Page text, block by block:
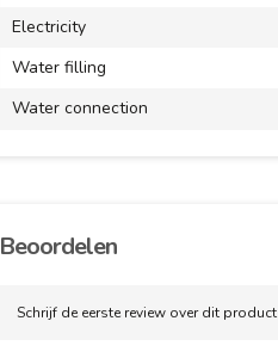
Electricity
Water filling
Water connection
Beoordelen
Schrijf de eerste review over dit product